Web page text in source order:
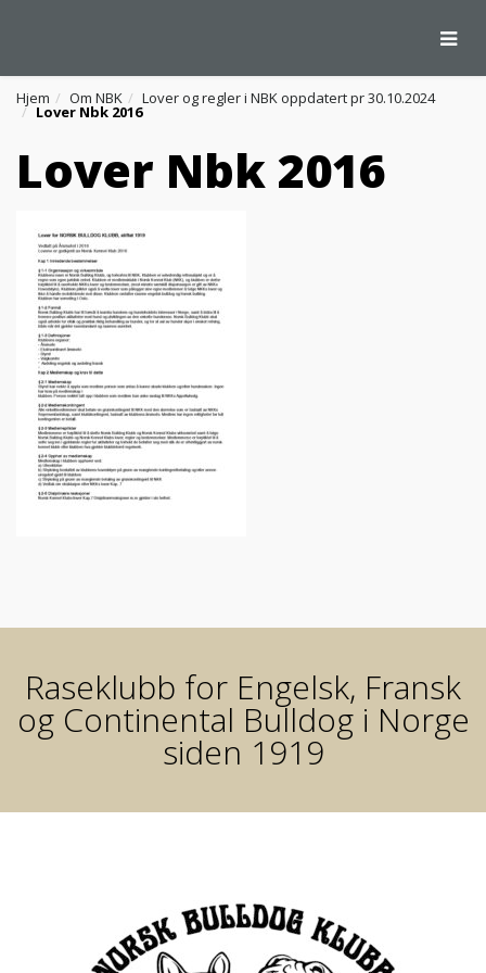
Hjem Om NBK Lover og regler i NBK oppdatert pr 30.10.2024
Lover Nbk 2016
Lover Nbk 2016
Raseklubb for Engelsk, Fransk
og Continental Bulldog i Norge
siden 1919